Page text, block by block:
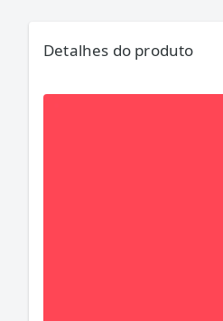
Detalhes do produto